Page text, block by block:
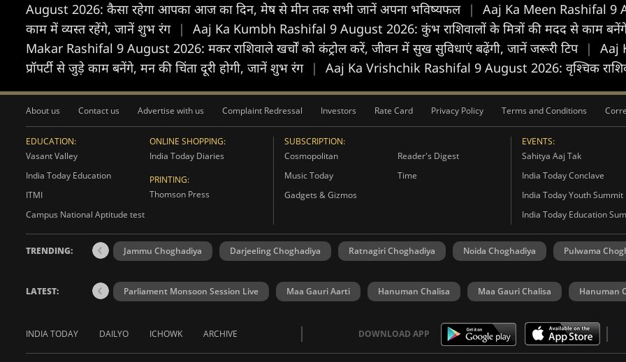
August 2026: कैसा रहेगा आपका आज का द‍िन, मेष से मीन तक सभी जानें अपना भविष्यफल |
Aaj Ka Meen Rashifal 9
काम में व्यस्त रहेंगे, जानें शुभ रंग | Aaj Ka Kumbh Rashifal 9 August 2026: कुंभ राशिवालों के मित्रों की मदद से काम
Makar Rashifal 9 August 2026: मकर राशिवाले खर्चों को कंट्रोल करें, जीवन में सुख सुविधाएं बढ़ेंगी, जानें जरूरी टिप |
Aaj
प्रॉपर्टी से जुड़े काम बनेंगे, मन की चिंता दूरी होगी, जानें शुभ रंग | Aaj Ka Vrishchik Rashifal 9 August 2026: वृश्चिक
About us Contact us Advertise with us Complaint Redressal Investors Rate Card Privacy Policy Terms and Conditions
EDUCATION:
Vasant Valley
India Today Education
ITMI
Campus National Aptitude test
ONLINE SHOPPING:
India Today Diaries
PRINTING:
Thomson Press
SUBSCRIPTION:
Cosmopolitan
Reader's Digest
Music Today
Time
Gadgets & Gizmos
EVENTS:
Sahitya Aaj Tak
India Today Conclave
India Today Youth Summit
India Today Education
TRENDING: Jammu Choghadiya Darjeeling Choghadiya Ratnagiri Choghadiya Noida Choghadiya Pulwama
LATEST: Parliament Monsoon Session Live Maa Gauri Aarti Hanuman Chalisa Maa Gauri Chalisa Hanuman
INDIA TODAY DAILYO ICHOWK ARCHIVE DOWNLOAD APP